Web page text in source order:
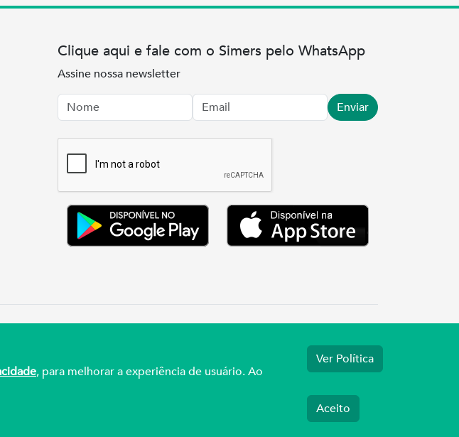
, para melhorar a experiência de usuário. Ao
Ver Política
Aceito
Clique aqui e fale com o Simers pelo WhatsApp
Assine nossa newsletter
Nome
Email Enviar
Alegre | (51) 3027.3737